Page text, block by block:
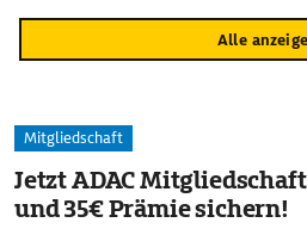
Alle
Mitgliedschaft
Jetzt ADAC
und 35€ Prämie sichern!